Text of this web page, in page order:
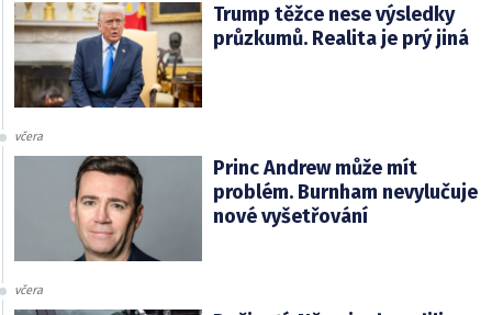
Trump těžce nese výsledky
průzkumů. Realita je prý jiná
včera
Princ Andrew může mít
problém. Burnham nevylučuje
nové vyšetřování
včera